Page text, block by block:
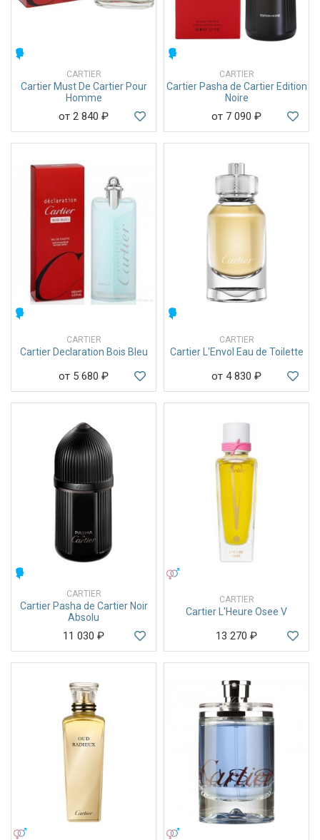
CARTIER
Cartier Must De Cartier Pour
Homme
от 2 840 ₽
CARTIER
Cartier Pasha de Cartier Edition
Noire
от 7 090 ₽
CARTIER
Cartier Declaration Bois Bleu
от 5 680 ₽
CARTIER
Cartier L'Envol Eau de Toilette
от 4 830 ₽
CARTIER
Cartier Pasha de Cartier Noir
Absolu
11 030 ₽
CARTIER
Cartier L'Heure Osee V
13 270 ₽